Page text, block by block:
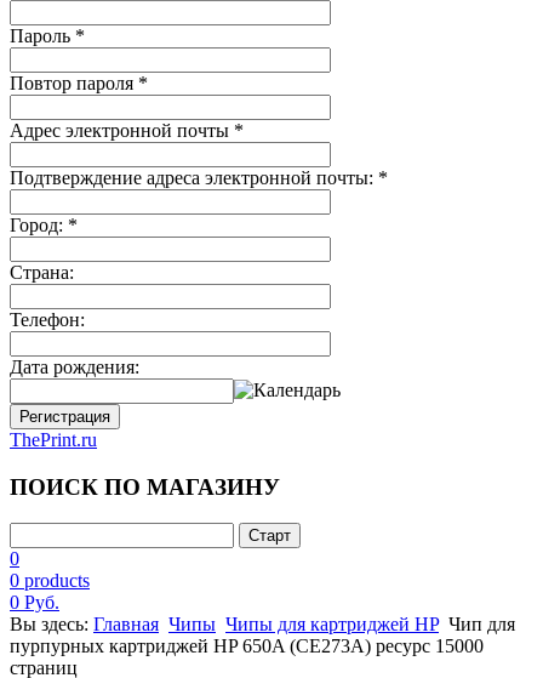
Пароль *
Повтор пароля *
Адрес электронной почты *
Подтверждение адреса электронной почты: *
Город: *
Страна:
Телефон:
Дата рождения:
Регистрация
ThePrint.ru
ПОИСК ПО МАГАЗИНУ
0
0 products
0 Руб.
Вы здесь: Главная Чипы Чипы для картриджей HP Чип для
пурпурных картриджей HP 650A (CE273A) ресурс 15000
страниц